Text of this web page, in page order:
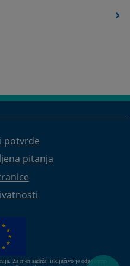
potvrde
pitanja
Za njen sadržaj isključivo je odgovorno